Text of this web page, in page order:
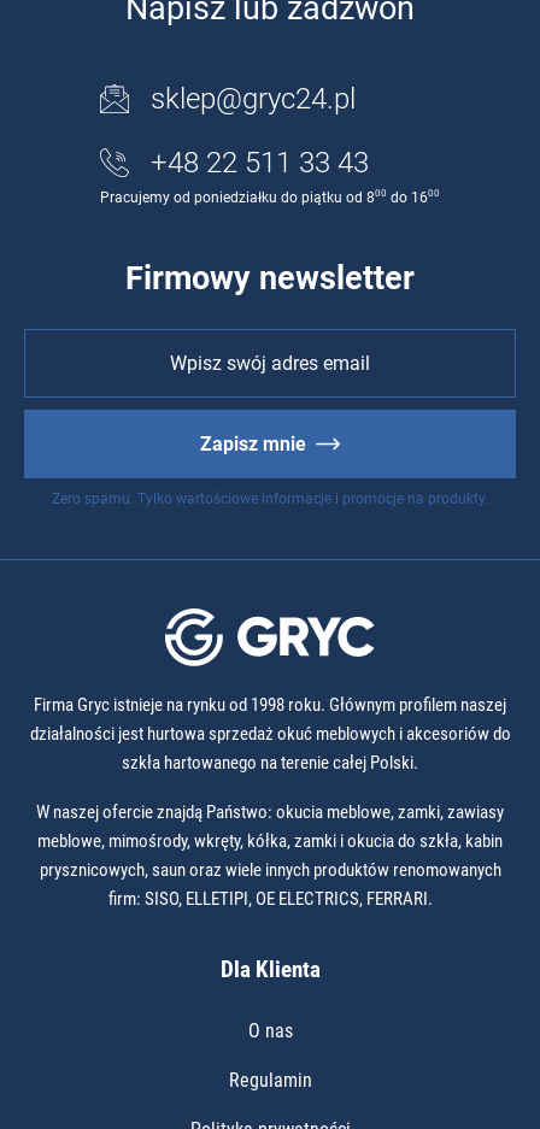
Napisz lub zadzwoń
sklep@gryc24.pl
+48 22 511 33 43
Pracujemy od poniedziałku do piątku od 800 do 1600
Firmowy newsletter
Zapisz mnie
Zero spamu. Tylko wartościowe informacje i promocje na produkty.
Firma Gryc istnieje na rynku od 1998 roku. Głównym profilem naszej
działalności jest hurtowa sprzedaż okuć meblowych i akcesoriów do
szkła hartowanego na terenie całej Polski.
W naszej ofercie znajdą Państwo: okucia meblowe, zamki, zawiasy
meblowe, mimośrody, wkręty, kółka, zamki i okucia do szkła, kabin
prysznicowych, saun oraz wiele innych produktów renomowanych
firm: SISO, ELLETIPI, OE ELECTRICS, FERRARI.
Dla Klienta
O nas
Regulamin